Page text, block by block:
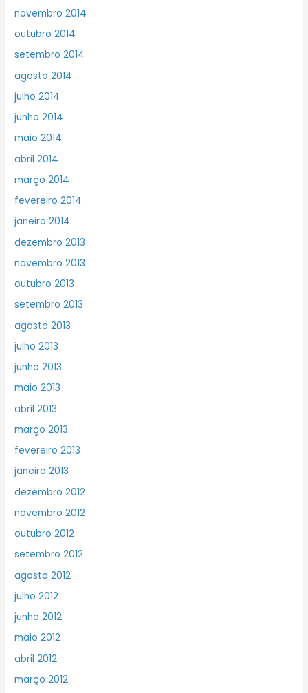
novembro 2014
outubro 2014
setembro 2014
agosto 2014
julho 2014
junho 2014
maio 2014
abril 2014
março 2014
fevereiro 2014
janeiro 2014
dezembro 2013
novembro 2013
outubro 2013
setembro 2013
agosto 2013
julho 2013
junho 2013
maio 2013
abril 2013
março 2013
fevereiro 2013
janeiro 2013
dezembro 2012
novembro 2012
outubro 2012
setembro 2012
agosto 2012
julho 2012
junho 2012
maio 2012
abril 2012
março 2012